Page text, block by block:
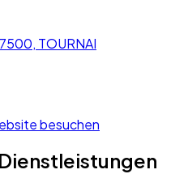
TOURNAI
besuchen